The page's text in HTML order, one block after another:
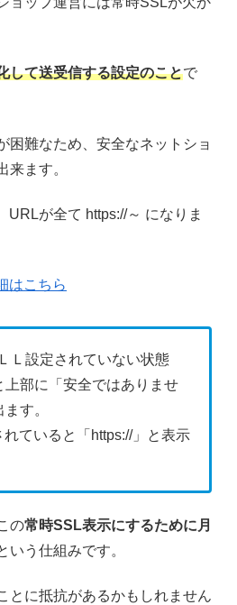
して送受信する設定のことで
困難なため、安全なネットショ
来ます。
URLが全て https://～ になりま
はこちら
Ｌ設定されていない状態
上部に「安全ではありませ
す。
ていると「https://」と表示
の常時SSL表示にするために月
いう仕組みです。
とに抵抗があるかもしれません